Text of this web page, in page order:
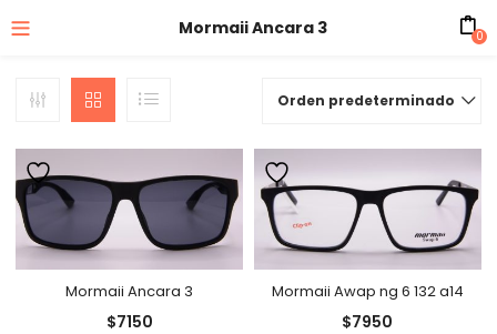
Mormaii Ancara 3 0
Orden predeterminado
Mormaii Ancara 3
$7150
Mormaii Awap ng 6 132 a14
$7950